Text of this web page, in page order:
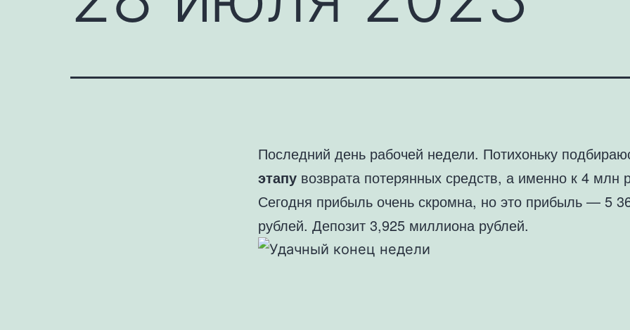
Последний день рабочей недели. Потихоньку
этапу возврата потерянных средств, а именно к 4 млн
Сегодня прибыль очень скромна, но это прибыль — 5
рублей. Депозит 3,925 миллиона рублей.